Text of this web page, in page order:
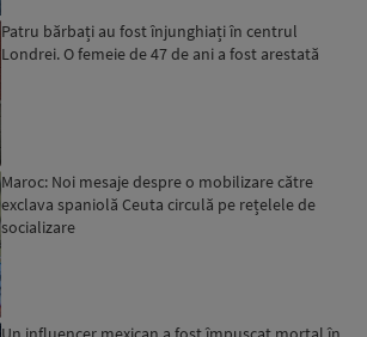
Patru bărbați au fost înjunghiați în centrul
Londrei. O femeie de 47 de ani a fost arestată
Maroc: Noi mesaje despre o mobilizare către
exclava spaniolă Ceuta circulă pe rețelele de
socializare